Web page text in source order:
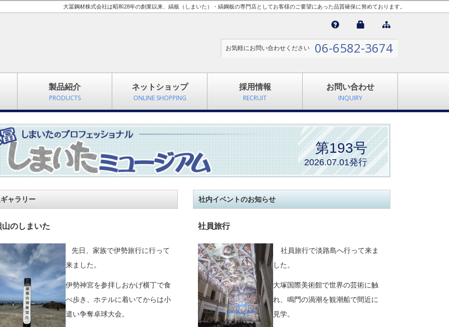
大冨鋼材株式会社は昭和28年の創業以来、縞板（しまいた）・縞鋼板の専門店としてお客様のご要望にあった品質確保に努めております。

お気軽にお問い合わせください 06-6582-3674
製品紹介
PRODUCTS
ネットショップ
ONLINE SHOPPING
採用情報
RECRUIT
お問い合わせ
INQUIRY
第193号
2026.07.01発行
ャラリー
山のしまいた
先日、家族で伊勢旅行に行って
来ました。
伊勢神宮を参拝しおかげ横丁で食
べ歩き、ホテルに着いてからは小
遣い争奪卓球大会。
社内イベントのお知らせ
社員旅行
社員旅行で淡路島へ行って来ま
した。
大塚国際美術館で世界の芸術に触
れ、鳴門の渦潮を観潮船で間近に
見学。